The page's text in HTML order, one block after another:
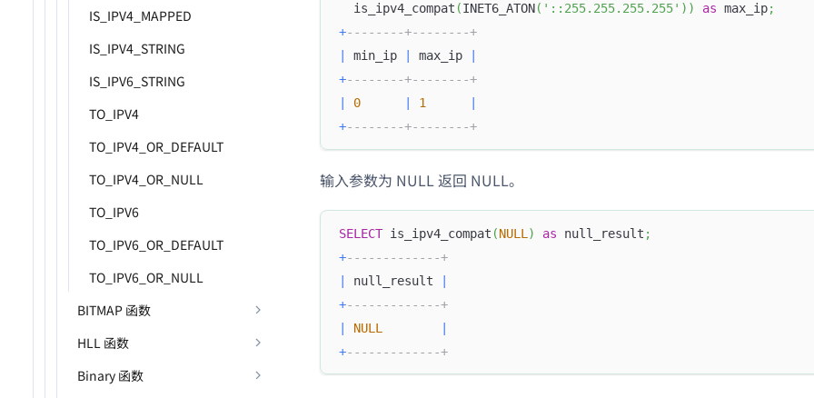
IS_IPV4_MAPPED
IS_IPV4_STRING
IS_IPV6_STRING
TO_IPV4
TO_IPV4_OR_DEFAULT
TO_IPV4_OR_NULL
TO_IPV6
TO_IPV6_OR_DEFAULT
TO_IPV6_OR_NULL
BITMAP 函数
HLL 函数
Binary 函数
  is_ipv4_compat
(INET6_ATON( '::255.255.255.255' ) ) as max_ip;
+--------+--------+
min_ip max_ip
+--------+--------+
0 1
+--------+--------+
输入参数为 NULL 返回 NULL。
SELECT is_ipv4_compat (NULL ) as null_result ;
+-------------+
|
null_result
|
+-------------+
|
NULL
|
+-------------+